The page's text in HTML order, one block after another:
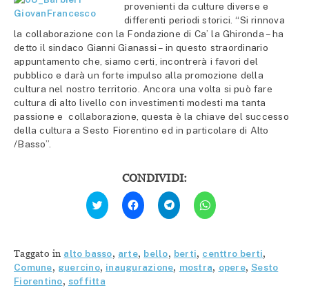
provenienti da culture diverse e
differenti periodi storici. “Si rinnova
la collaborazione con la Fondazione di Ca’ la Ghironda – ha
detto il sindaco Gianni Gianassi – in questo straordinario
appuntamento che, siamo certi, incontrerà i favori del
pubblico e darà un forte impulso alla promozione della
cultura nel nostro territorio. Ancora una volta si può fare
cultura di alto livello con investimenti modesti ma tanta
passione e collaborazione, questa è la chiave del successo
della cultura a Sesto Fiorentino ed in particolare di Alto
/Basso”.
CONDIVIDI:
Fai
clic
qui
Twitter
(Si
apre
in
una
Fai
clic
per
condividere
(Si
apre
in
una
Fai
clic
per
condividere
(Si
apre
in
una
Fai
clic
per
(Si
apre
in
una
Taggato in alto basso, arte, bello, berti, centtro berti,
Comune, guercino, inaugurazione, mostra, opere,Sesto
Fiorentino, soffitta